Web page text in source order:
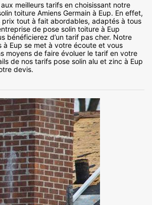
meilleurs tarifs en choisissant notre
toiture Amiens Germain à Eup. En effet,
prix tout à fait abordables, adaptés à tous
de pose solin toiture à Eup
bénéficierez d’un tarif pas cher. Notre
à Eup se met à votre écoute et vous
moyens de faire évoluer le tarif en votre
de nos tarifs pose solin alu et zinc à Eup
devis.